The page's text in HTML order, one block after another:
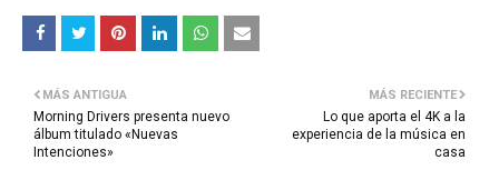
MÁS RECIENTE
Lo que aporta el 4K a la
experiencia de la música en
casa
MÁS ANTIGUA
Morning Drivers presenta nuevo
álbum titulado «Nuevas
Intenciones»